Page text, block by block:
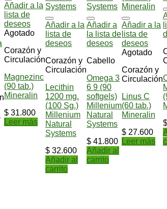
Añadir a la
lista de
deseos
Agotado
Corazón y
Circulación
Magnezinc
(90 tab.)
Mineralin
$31.800
Leer más
Añadir a la
lista de
deseos
Corazón y
Circulación
Lecithin
1200 mg.
(100 Sg.)
Millenium
Natural
Systems
$32.600
Añadir al
carrito
Añadir a
la lista de
deseos
Cabello
Omega 3
6 9 (90
softgels)
Millenium
Natural
Systems
$ 41.800
Añadir al
carrito
Añadir a la
lista de
deseos
Agotado
Corazón y
Circulación
Linus C
(60 tab.)
Mineralin
$ 27.600
Leer más
$